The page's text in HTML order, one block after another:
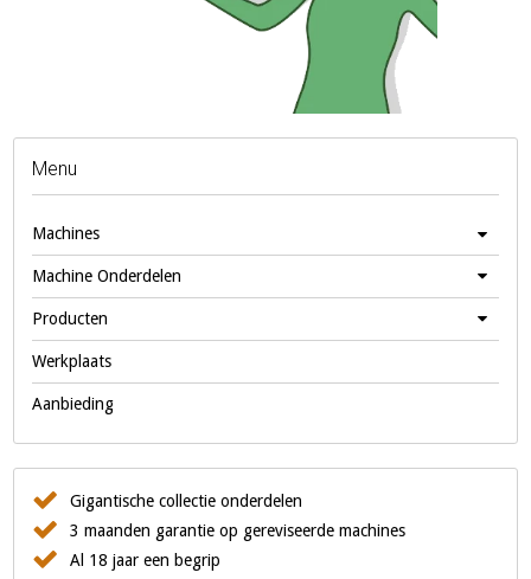
Menu
Machines
Machine Onderdelen
Producten
Werkplaats
Aanbieding
Gigantische collectie onderdelen
3 maanden garantie op gereviseerde machines
Al 18 jaar een begrip